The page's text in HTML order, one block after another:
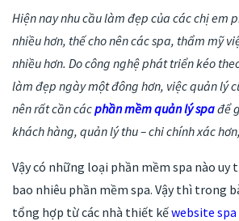
Hiện nay nhu cầu làm đẹp của các chị em
nhiều hơn, thế cho nên các spa, thẩm mỹ
nhiều hơn. Do công nghệ phát triển kéo
làm đẹp ngày một đông hơn, việc quản lý
nên rất cần cácphần mềm quản lý spađể
khách hàng, quản lý thu – chi chính xác
Vậy có những loại phần mềm spa nào uy
bao nhiêu phần mềm spa. Vậy thì trong
tổng hợp từ các nhà thiết kếwebsite spa